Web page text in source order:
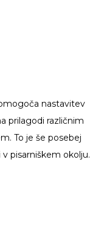
nastavitev
prilagodi različnim
To je še posebej
pisarniškem okolju.